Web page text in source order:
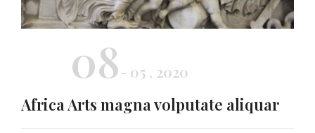
08- 05 , 2020
Africa Arts magna volputate aliquar